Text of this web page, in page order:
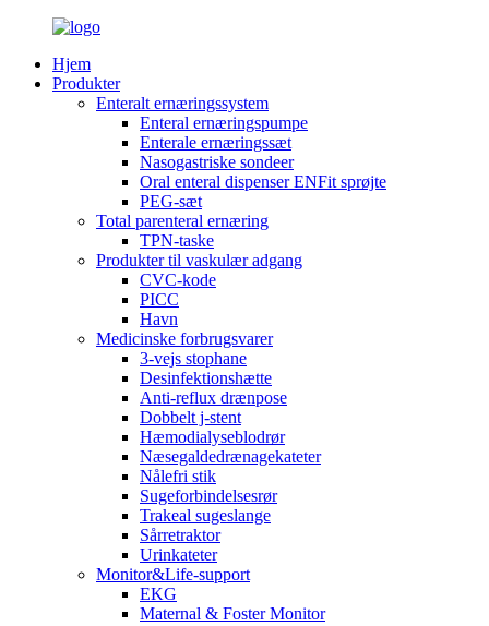
Hjem
Produkter
Enteralt ernæringssystem
Enteral ernæringspumpe
Enterale ernæringssæt
Nasogastriske sondeer
Oral enteral dispenser ENFit sprøjte
PEG-sæt
Total parenteral ernæring
TPN-taske
Produkter til vaskulær adgang
CVC-kode
PICC
Havn
Medicinske forbrugsvarer
3-vejs stophane
Desinfektionshætte
Anti-reflux drænpose
Dobbelt j-stent
Hæmodialyseblodrør
Næsegaldedrænagekateter
Nålefri stik
Sugeforbindelsesrør
Trakeal sugeslange
Sårretraktor
Urinkateter
Monitor&Life-support
EKG
Maternal & Foster Monitor